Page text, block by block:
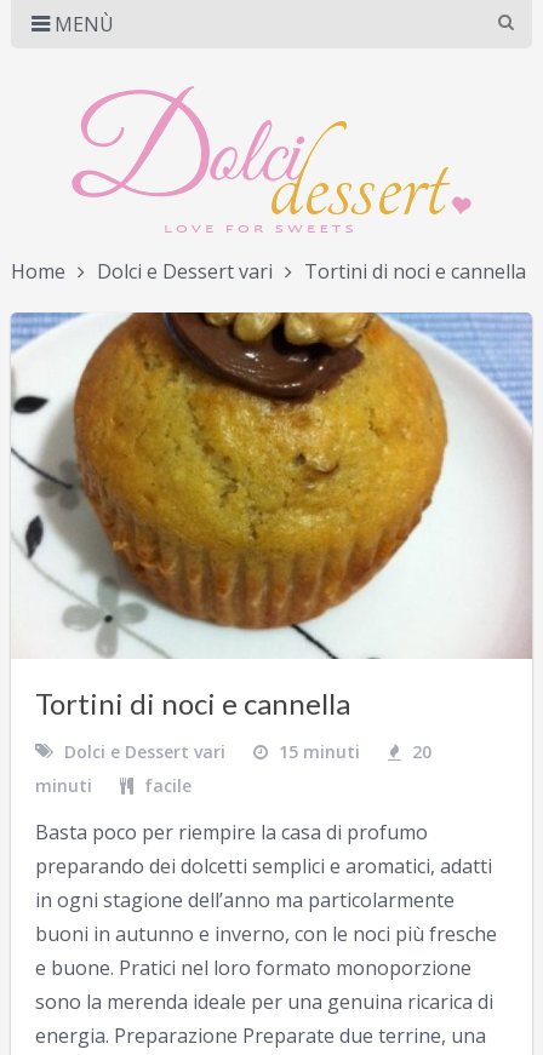
MENÙ
Home Dolci e Dessert vari Tortini di noci e cannella
Tortini di noci e cannella
Dolci e Dessert vari 15 minuti
20
minuti
facile
Basta poco per riempire la casa di profumo
preparando dei dolcetti semplici e aromatici, adatti
in ogni stagione dell’anno ma particolarmente
buoni in autunno e inverno, con le noci più fresche
e buone. Pratici nel loro formato monoporzione
sono la merenda ideale per una genuina ricarica di
energia. Preparazione Preparate due terrine, una